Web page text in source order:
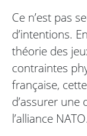
Ce n’est pas
d’intentions.
théorie des
contraintes
française, cette
d’assurer
l’alliance NATO.